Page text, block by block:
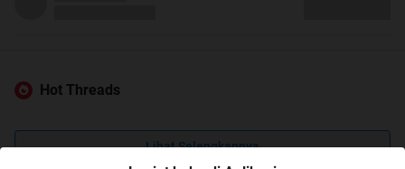
Hot Threads
Lihat Selengkapnya